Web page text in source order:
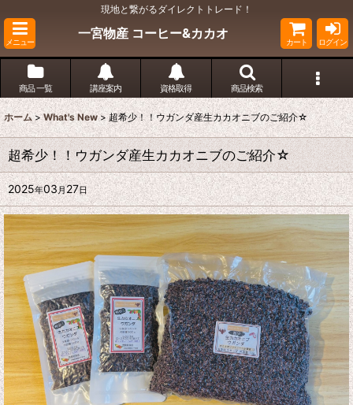
現地と繋がるダイレクトトレード！
メニュー
一宮物産 コーヒー&カカオ
カート ログイン
商品 一覧 講座案内 資格取得 商品検索
ホーム > What's New > 超希少！！ウガンダ産生カカオニブのご紹介☆
超希少！！ウガンダ産生カカオニブのご紹介☆
2025年03月 27日